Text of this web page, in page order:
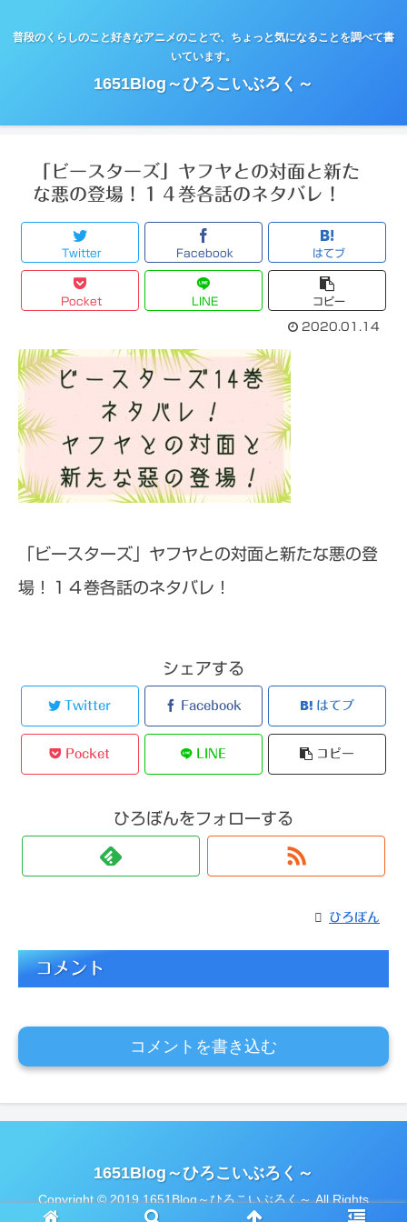
普段のくらしのこと好きなアニメのことで、ちょっと気になることを調べて書
いています。
1651Blog～ひろこいぶろく～
「ビースターズ」ヤフヤとの対面と新た
な悪の登場！１４巻各話のネタバレ！
Twitter Facebook はてブ
Pocket LINE コピー
2020.01.14
「ビースターズ」ヤフヤとの対面と新たな悪の登
場！１４巻各話のネタバレ！
シェアする
Twitter Facebook はてブ
Pocket LINE コピー
ひろぼんをフォローする
ひろぼん
コメント
コメントを書き込む
1651Blog～ひろこいぶろく～
Copyright © 2019 1651Blog～ひろこいぶろく～ All Rights